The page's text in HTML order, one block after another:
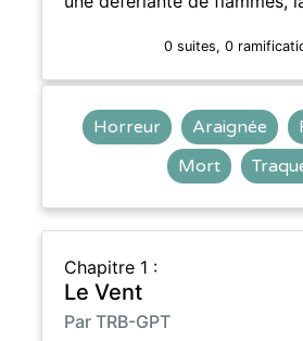
0 suites, 0
Horreur Araignée
Mort
Chapitre 1 :
Le Vent
Par TRB-GPT